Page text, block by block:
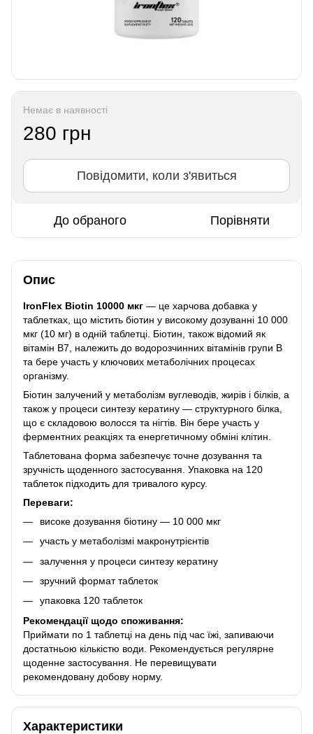
Немає в наявності
280 грн
Повідомити, коли з'явиться
До обраного Порівняти
Опис
IronFlex Biotin 10000 мкг — це харчова добавка у
таблетках, що містить біотин у високому дозуванні 10 000
мкг (10 мг) в одній таблетці. Біотин, також відомий як
вітамін B7, належить до водорозчинних вітамінів групи B
та бере участь у ключових метаболічних процесах
організму.
Біотин залучений у метаболізм вуглеводів, жирів і білків, а
також у процеси синтезу кератину — структурного білка,
що є складовою волосся та нігтів. Він бере участь у
ферментних реакціях та енергетичному обміні клітин.
Таблетована форма забезпечує точне дозування та
зручність щоденного застосування. Упаковка на 120
таблеток підходить для тривалого курсу.
Переваги:
високе дозування біотину — 10 000 мкг
участь у метаболізмі макронутрієнтів
залучення у процеси синтезу кератину
зручний формат таблеток
упаковка 120 таблеток
Рекомендації щодо споживання:
Приймати по 1 таблетці на день під час їжі, запиваючи
достатньою кількістю води. Рекомендується регулярне
щоденне застосування. Не перевищувати
рекомендовану добову норму.
Характеристики